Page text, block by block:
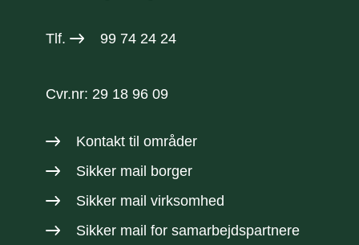
Tlf. 99 74 24 24
Cvr.nr: 29 18 96 09
Kontakt til områder
Sikker mail borger
Sikker mail virksomhed
Sikker mail for samarbejdspartnere